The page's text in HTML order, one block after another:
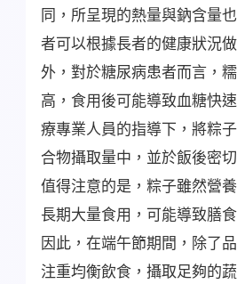
同，所呈現的熱量與鈉含量
者可以根據長者的健康狀況
外，對於糖尿病患者而言，
高，食用後可能導致血糖快
療專業人員的指導下，將粽
合物攝取量中，並於飯後密
值得注意的是，粽子雖然營
長期大量食用，可能導致膳
因此，在端午節期間，除了
注重均衡飲食，攝取足夠的